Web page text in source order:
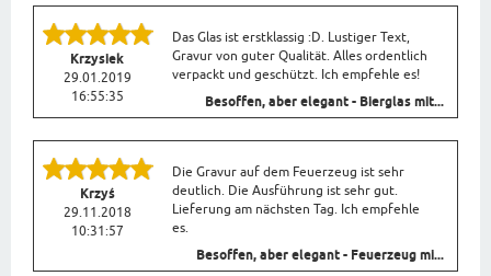
Krzysiek
29.01.2019
16:55:35
Das Glas ist erstklassig :D. Lustiger Text,
Gravur von guter Qualität. Alles ordentlich
verpackt und geschützt. Ich empfehle es!
Besoffen, aber elegant - Bierglas mit...
Krzyś
29.11.2018
10:31:57
Die Gravur auf dem Feuerzeug ist sehr
deutlich. Die Ausführung ist sehr gut.
Lieferung am nächsten Tag. Ich empfehle
es.
Besoffen, aber elegant - Feuerzeug mi...